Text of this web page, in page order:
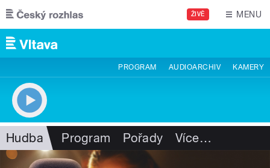
Přejít k hlavnímu obsahu
ŽIVĚ MENU
PROGRAM AUDIOARCHIV KAMERY
Hudba Program Pořady Více…